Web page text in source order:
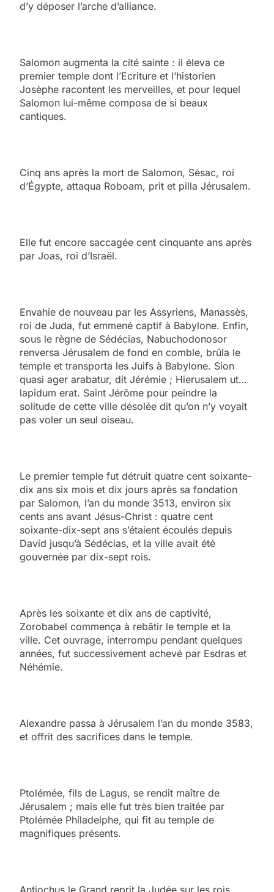
d’y déposer l’arche d’alliance.
Salomon augmenta la cité sainte : il éleva ce
premier temple dont l’Ecriture et l’historien
Josèphe racontent les merveilles, et pour lequel
Salomon lui-même composa de si beaux
cantiques.
Cinq ans après la mort de Salomon, Sésac, roi
d’Égypte, attaqua Roboam, prit et pilla Jérusalem.
Elle fut encore saccagée cent cinquante ans après
par Joas, roi d’Israël.
Envahie de nouveau par les Assyriens, Manassès,
roi de Juda, fut emmené captif à Babylone. Enfin,
sous le règne de Sédécias, Nabuchodonosor
renversa Jérusalem de fond en comble, brûla le
temple et transporta les Juifs à Babylone. Sion
quasi ager arabatur, dit Jérémie ; Hierusalem ut…
lapidum erat. Saint Jérôme pour peindre la
solitude de cette ville désolée dit qu’on n’y voyait
pas voler un seul oiseau.
Le premier temple fut détruit quatre cent soixante-
dix ans six mois et dix jours après sa fondation
par Salomon, l’an du monde 3513, environ six
cents ans avant Jésus-Christ : quatre cent
soixante-dix-sept ans s’étaient écoulés depuis
David jusqu’à Sédécias, et la ville avait été
gouvernée par dix-sept rois.
Après les soixante et dix ans de captivité,
Zorobabel commença à rebâtir le temple et la
ville. Cet ouvrage, interrompu pendant quelques
années, fut successivement achevé par Esdras et
Néhémie.
Alexandre passa à Jérusalem l’an du monde 3583,
et offrit des sacrifices dans le temple.
Ptolémée, fils de Lagus, se rendit maître de
Jérusalem ; mais elle fut très bien traitée par
Ptolémée Philadelphe, qui fit au temple de
magnifiques présents.
Antiochus le Grand reprit la Judée sur les rois